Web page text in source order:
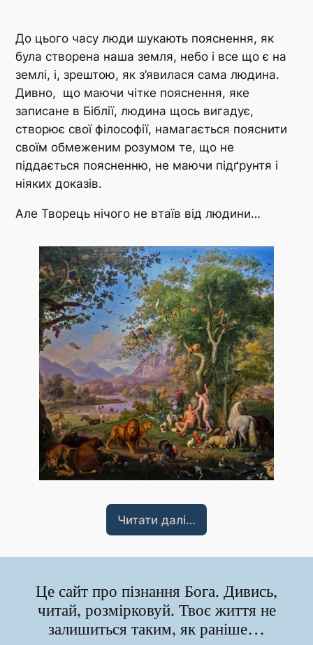
До цього часу люди шукають пояснення, як
була створена наша земля, небо і все що є на
землі, і, зрештою, як з’явилася сама людина.
Дивно, що маючи чітке пояснення, яке
записане в Біблії, людина щось вигадує,
створює свої філософії, намагається пояснити
своїм обмеженим розумом те, що не
піддається поясненню, не маючи підґрунтя і
ніяких доказів.
Але Творець нічого не втаїв від людини…
Читати далі…
Це сайт про пізнання Бога. Дивись,
читай, розмірковуй. Твоє життя не
залишиться таким, як раніше…